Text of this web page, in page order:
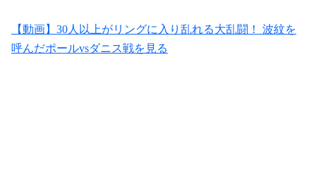
【動画】30人以上がリングに入り乱れる大乱闘！ 波紋を
呼んだポールvsダニス戦を見る